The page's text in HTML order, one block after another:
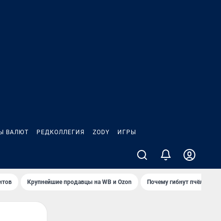
ВАЛЮТ РЕДКОЛЛЕГИЯ ZODY ИГРЫ
Крупнейшие продавцы на WB и Ozon Почему гибнут пчёлы?